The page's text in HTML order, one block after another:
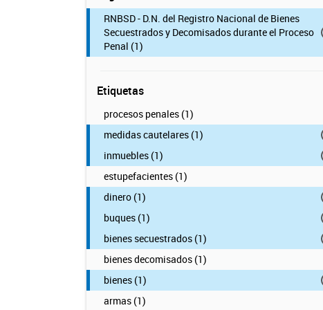
RNBSD - D.N. del Registro Nacional de Bienes
Secuestrados y Decomisados durante el Proceso
Penal (1)
Etiquetas
procesos penales (1)
medidas cautelares (1)
inmuebles (1)
estupefacientes (1)
dinero (1)
buques (1)
bienes secuestrados (1)
bienes decomisados (1)
bienes (1)
armas (1)